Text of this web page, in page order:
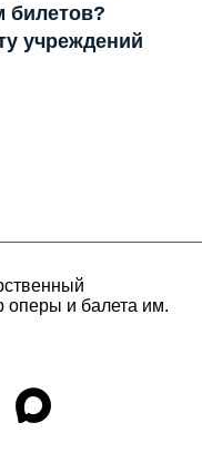
билетов?
учреждений
оперы и балета им.